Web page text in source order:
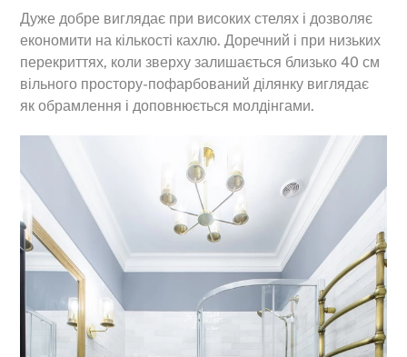
Дуже добре виглядає при високих стелях і дозволяє
економити на кількості кахлю. Доречний і при низьких
перекриттях, коли зверху залишається близько 40 см
вільного простору-пофарбований ділянку виглядає
як обрамлення і доповнюється молдінгами.